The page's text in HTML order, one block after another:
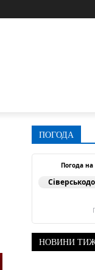
ПОГОДА
Погода
НОВИНИ